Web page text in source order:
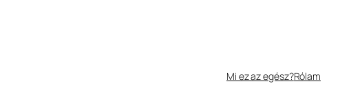
Mi ez az egész?Rólam